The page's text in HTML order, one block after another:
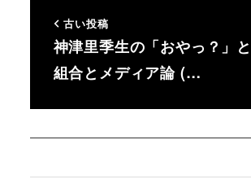
古い投稿
神津里季生の「おやっ？」
組合とメディア論 (…